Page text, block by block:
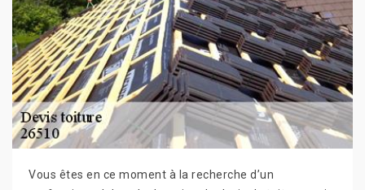
Vous êtes en ce moment à la recherche d’un